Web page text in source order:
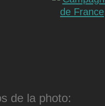
de la photo: